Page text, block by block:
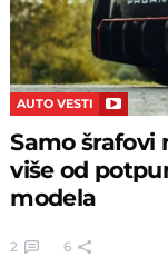
AUTO VESTI
Samo šrafovi
više od
modela
2 6